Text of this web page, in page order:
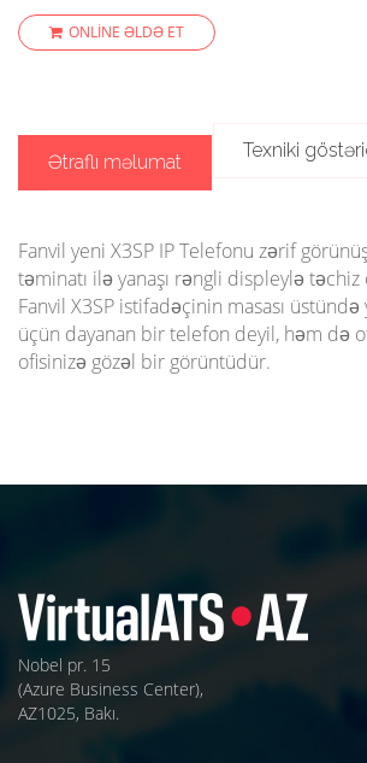
ONLINE ƏLDƏ ET
Ətraflı məlumat
Texniki
Fanvil yeni X3SP IP Telefonu zərif
təminatı ilə yanaşı rəngli displeylə
Fanvil X3SP istifadəçinin masası üstündə
üçün dayanan bir telefon deyil, həm də
ofisinizə gözəl bir görüntüdür.
Nobel pr. 15
(Azure Business Center),
AZ1025, Bakı.